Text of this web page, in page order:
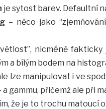
je sytost barev. Defaultní
– něco jako
nicméně
a bílým bodem na
lze manipulovat i ve
a gammu, přičemž ale při
že je to trochu matoucí